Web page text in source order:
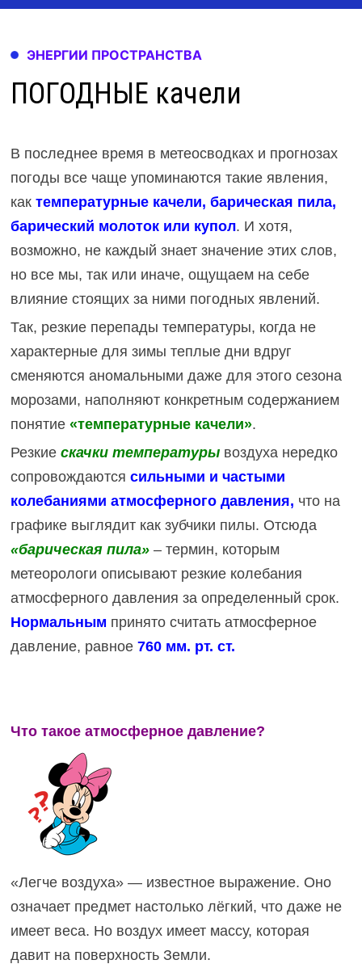
ЭНЕРГИИ ПРОСТРАНСТВА
ПОГОДНЫЕ качели
В последнее время в метеосводках и прогнозах
погоды все чаще упоминаются такие явления,
как температурные качели, барическая пила,
барический молоток или купол. И хотя,
возможно, не каждый знает значение этих слов,
но все мы, так или иначе, ощущаем на себе
влияние стоящих за ними погодных явлений.
Так, резкие перепады температуры, когда не
характерные для зимы теплые дни вдруг
сменяются аномальными даже для этого сезона
морозами, наполняют конкретным содержанием
понятие «температурные качели».
Резкие скачки температурывоздуха нередко
сопровождаются сильными и частыми
колебаниями атмосферного давления, что на
графике выглядит как зубчики пилы. Отсюда
«барическая пила»– термин, которым
метеорологи описывают резкие колебания
атмосферного давления за определенный срок.
Нормальным принято считать атмосферное
давление, равное 760 мм. рт. ст.
Что такое атмосферное давление?
«Легче воздуха» — известное выражение. Оно
означает предмет настолько лёгкий, что даже не
имеет веса. Но воздух имеет массу, которая
давит на поверхность Земли.